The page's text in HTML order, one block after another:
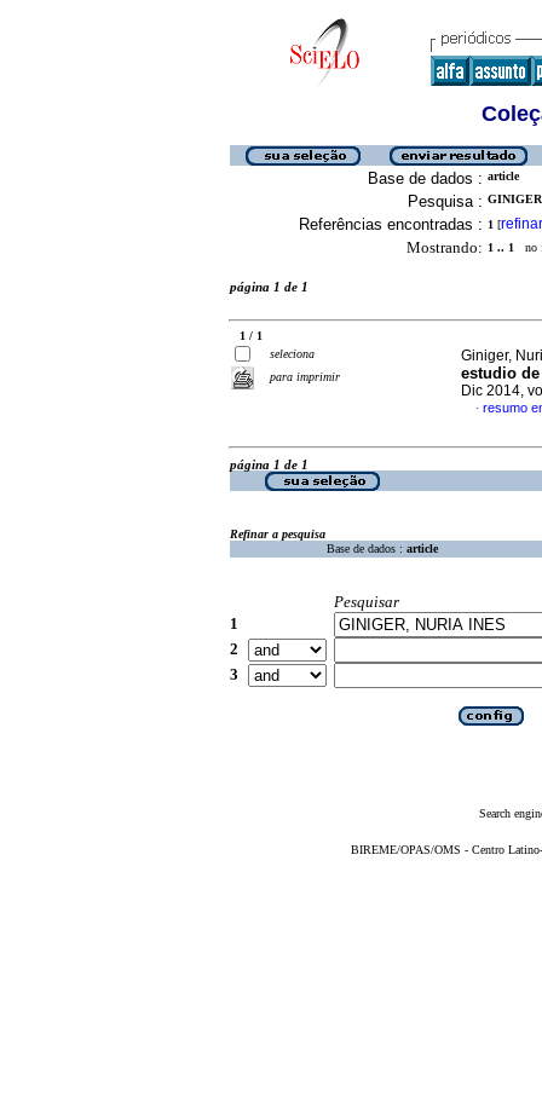
Base de dados : article
Pesquisa :
Referências encontradas : 1 [refinar
Mostrando: 1 .. 1 no
página 1 de 1
1 / 1
seleciona
para imprimir
Giniger,
estudio
Dic 2014,
· resumo
página 1 de 1
Refinar a pesquisa
Base de dados : article
Pesquisar
1
2
3
Search
BIREME/OPAS/OMS - Centro Latino-